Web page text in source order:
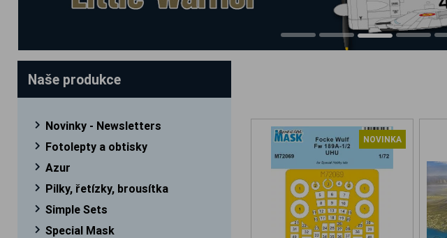
Naše produkce
Novinky - Newsletters
Fotolepty a obtisky
Azur
Pilky, řetízky, brousítka
Simple Sets
Special Mask
NOVINKA